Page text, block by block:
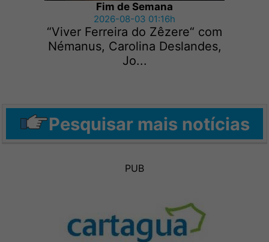
Fim de Semana
2026-08-03 01:16h
“Viver Ferreira do Zêzere“ com
Némanus, Carolina Deslandes,
Jo...
Pesquisar mais notícias
PUB